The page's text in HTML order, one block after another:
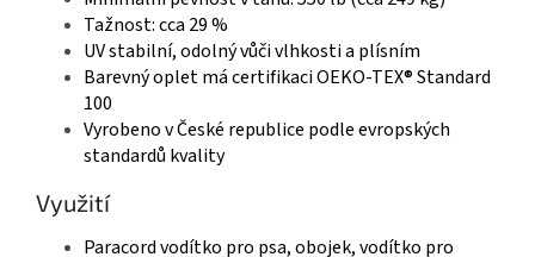
Tažnost: cca 29 %
UV stabilní, odolný vůči vlhkosti a plísním
Barevný oplet má certifikaci OEKO-TEX® Standard
100
Vyrobeno v České republice podle evropských
standardů kvality
Využití
Paracord vodítko pro psa, obojek, vodítko pro